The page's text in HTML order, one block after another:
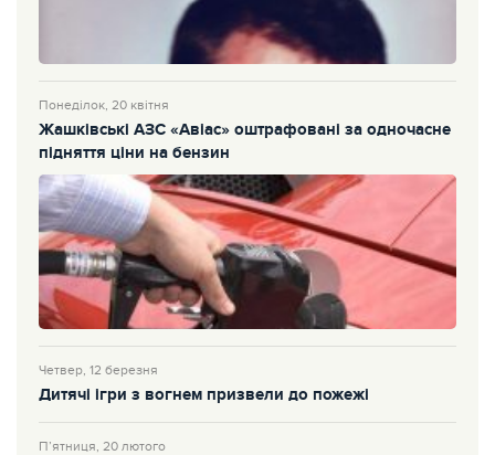
Понеділок, 20 квітня
Жашківські АЗС «Авіас» оштрафовані за одночасне
підняття ціни на бензин
Четвер, 12 березня
Дитячі ігри з вогнем призвели до пожежі
П’ятниця, 20 лютого